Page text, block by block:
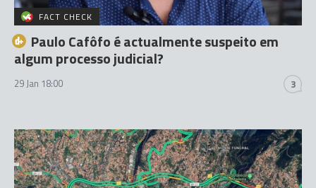
FACT CHECK
Paulo Cafôfo é actualmente suspeito em
algum processo judicial?
29 Jan 18:00 3